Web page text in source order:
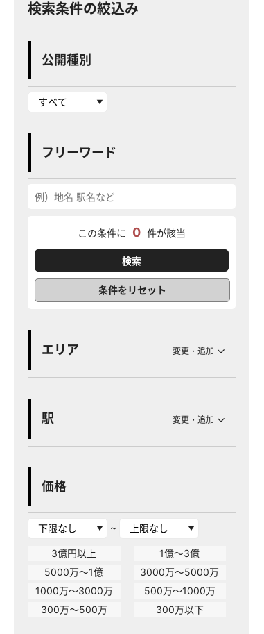
検索条件の絞込み
公開種別
フリーワード
この条件に 0 件が該当
条件をリセット
エリア 変更・追加
駅 変更・追加
価格
~
3億円以上
1億～3億
5000万～1億
3000万～5000万
1000万～3000万
500万～1000万
300万～500万
300万以下